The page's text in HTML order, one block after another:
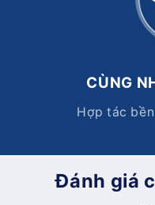
CÙNG
Hợp tác
Đánh giá